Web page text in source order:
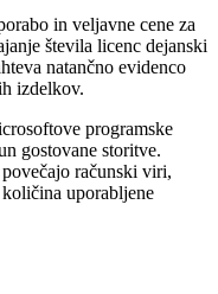
in veljavne cene za
števila licenc dejanski
natančno evidenco
izdelkov.
programske
gostovane storitve.
računski viri,
uporabljene